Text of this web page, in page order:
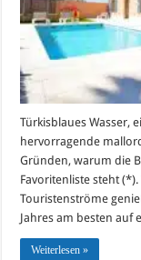
Türkisblaues Wasser,
hervorragende
Gründen, warum die
Favoritenliste steht
Touristenströme
Jahres am besten auf
Weiterlesen »